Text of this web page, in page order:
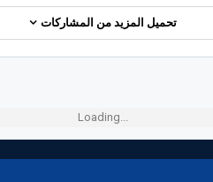
تحميل المزيد من المشاركات
Loading...